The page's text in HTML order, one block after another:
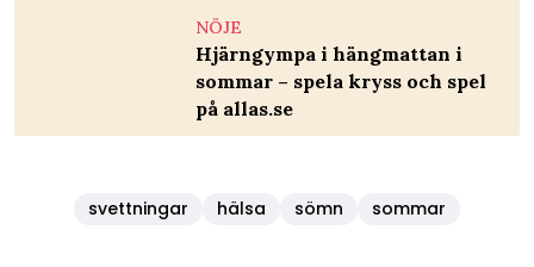
NÖJE
Hjärngympa i hängmattan i
sommar – spela kryss och spel
på allas.se
svettningar hälsa sömn sommar